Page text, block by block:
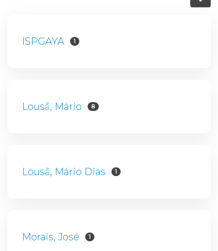
ISPGAYA 1
Lousã, Mário 8
Lousã, Mário Dias 1
Morais, José 1